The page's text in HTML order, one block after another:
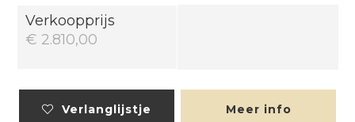
Verkoopprijs
€ 2.810,00
Verlanglijstje Meer info